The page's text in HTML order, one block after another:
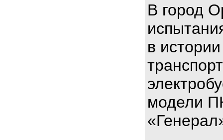
В город
в
модели